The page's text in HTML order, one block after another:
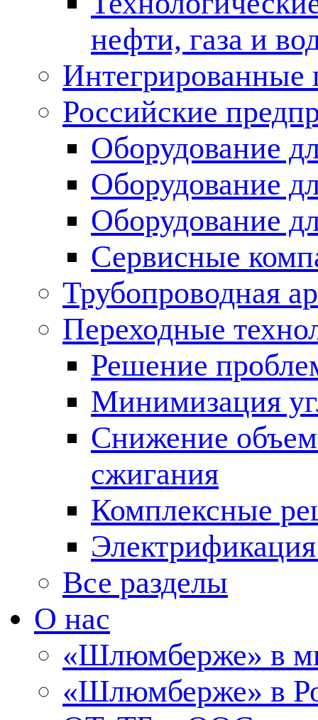
нефти, газа и
Российские
Оборудование
Оборудование
Оборудование
Сервисные
Трубопроводная
Переходные
Решение
Минимизация
Снижение
сжигания
Комплексные
Все разделы
О нас
«Шлюмберже» в
«Шлюмберже» в